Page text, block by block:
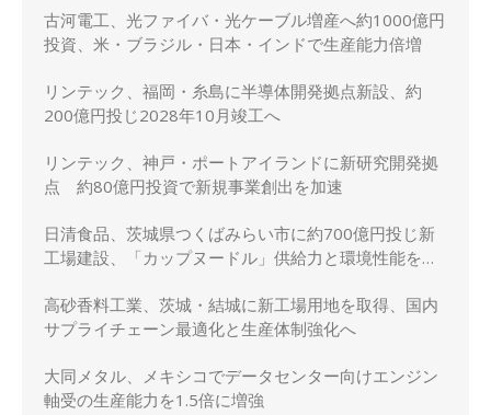
古河電工、光ファイバ・光ケーブル増産へ約1000億円
投資、米・ブラジル・日本・インドで生産能力倍増
リンテック、福岡・糸島に半導体開発拠点新設、約
200億円投じ2028年10月竣工へ
リンテック、神戸・ポートアイランドに新研究開発拠
点 約80億円投資で新規事業創出を加速
日清食品、茨城県つくばみらい市に約700億円投じ新
工場建設、「カップヌードル」供給力と環境性能を強
高砂香料工業、茨城・結城に新工場用地を取得、国内
サプライチェーン最適化と生産体制強化へ
大同メタル、メキシコでデータセンター向けエンジン
軸受の生産能力を1.5倍に増強